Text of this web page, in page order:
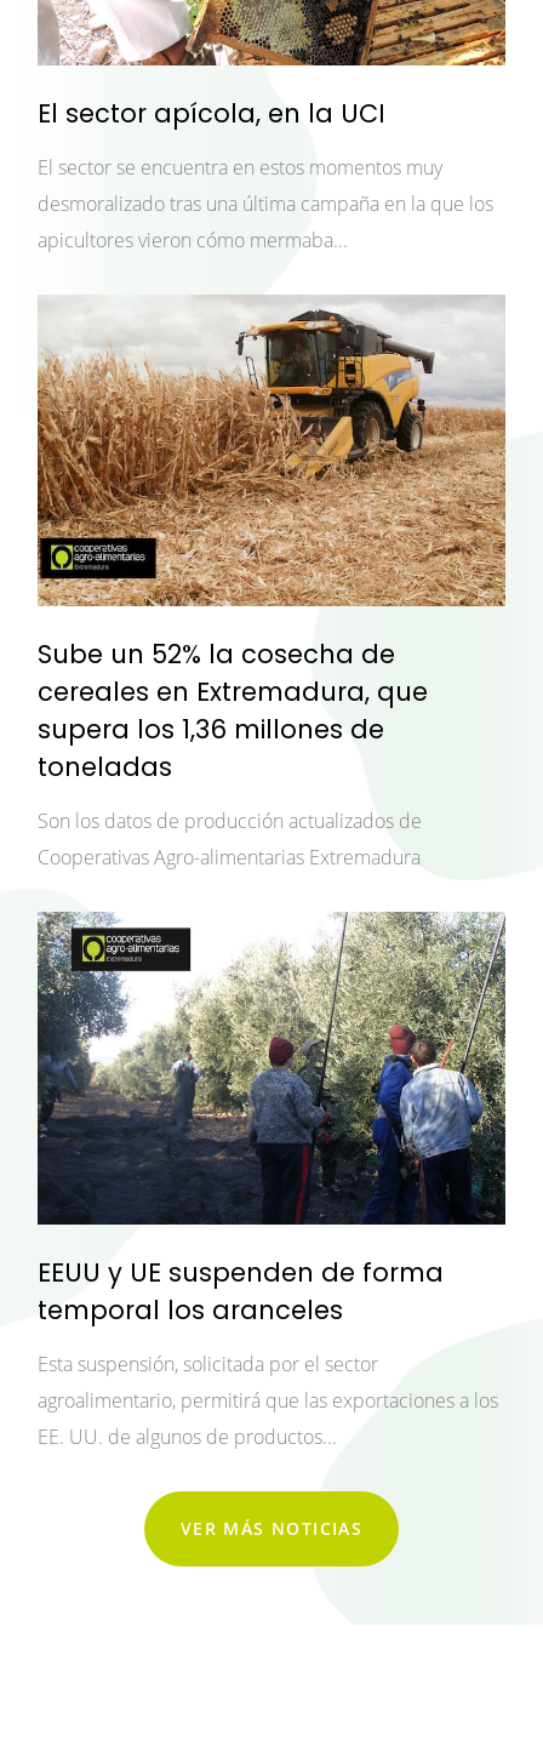
El sector apícola, en la UCI
El sector se encuentra en estos momentos muy
desmoralizado tras una última campaña en la que los
apicultores vieron cómo mermaba...
Sube un 52% la cosecha de
cereales en Extremadura, que
supera los 1,36 millones de
toneladas
Son los datos de producción actualizados de
Cooperativas Agro-alimentarias Extremadura
EEUU y UE suspenden de forma
temporal los aranceles
Esta suspensión, solicitada por el sector
agroalimentario, permitirá que las exportaciones a los
EE. UU. de algunos de productos...
VER MÁS NOTICIAS